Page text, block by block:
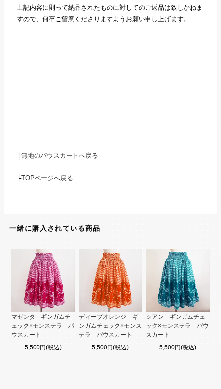
上記内容に則って納品されたものに対してのご返品は致しかねま
すので、何卒ご留意くださりますようお願い申し上げます。
├無地のパウスカートへ戻る
├TOPページへ戻る
一緒に購入されている商品
マゼンタ ギンガムチ
ェック×モンステラ パ
ウスカート
5,500円(税込)
ディープオレンジ ギ
ンガムチェック×モンス
テラ パウスカート
5,500円(税込)
シアン ギンガムチェ
ック×モンステラ パウ
スカート
5,500円(税込)